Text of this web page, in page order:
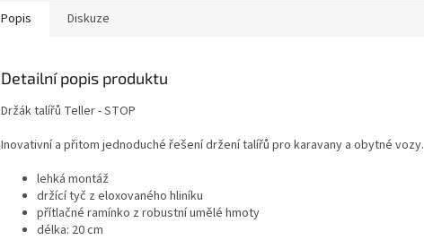
Popis Diskuze
Detailní popis produktu
Držák talířů Teller - STOP
Inovativní a přitom jednoduché řešení držení talířů pro karavany a obytné vozy.
lehká montáž
držící tyč z eloxovaného hliníku
přítlačné ramínko z robustní umělé hmoty
délka: 20 cm